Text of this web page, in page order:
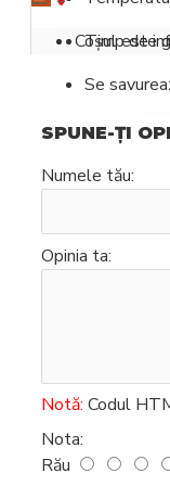
Blendere
Fructe si
Coșul este
Timp de
Se
SPUNE-ŢI
Numele tău:
Opinia ta:
Notă: Codul
Nota:
Rău